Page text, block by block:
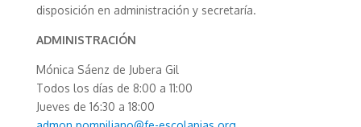
disposición en administración y secretaría.
ADMINISTRACIÓN
Mónica Sáenz de Jubera Gil
Todos los días de 8:00 a 11:00
Jueves de 16:30 a 18:00